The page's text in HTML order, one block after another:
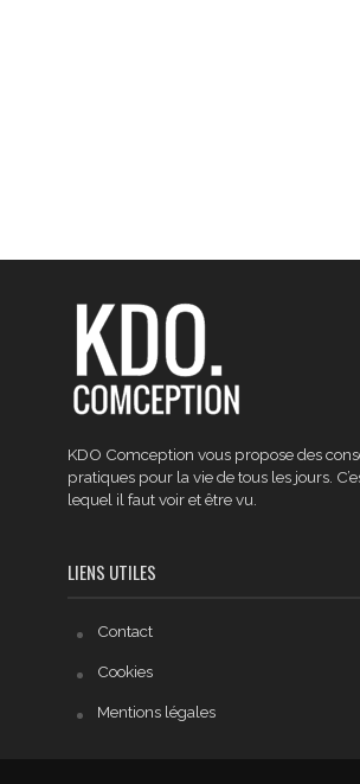
KDO Comception vous propose des
pratiques pour la vie de tous les jours.
lequel il faut voir et être vu.
LIENS UTILES
Contact
Cookies
Mentions légales